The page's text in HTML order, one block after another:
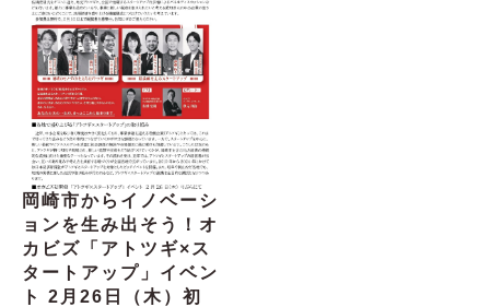
岡崎市からイノベーシ
ョンを生み出そう！オ
カビズ「アトツギ×ス
タートアップ」イベン
ト 2月26日（木）初